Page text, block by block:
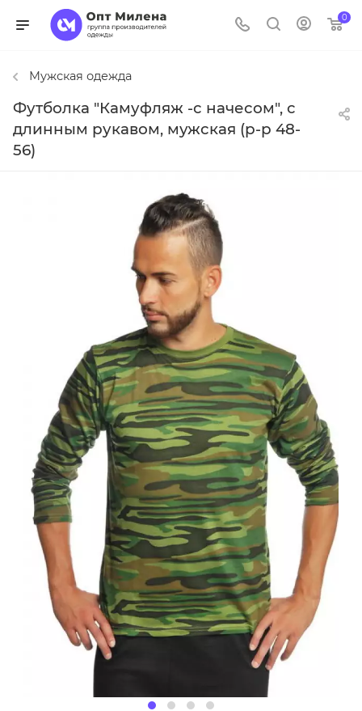
0
Мужская одежда
Футболка "Камуфляж -с начесом", с
длинным рукавом, мужская (р-р 48-
56)